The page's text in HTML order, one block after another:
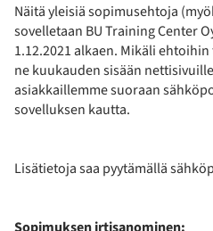
Näitä yleisiä sopimusehtoja
sovelletaan BU Training Center
1.12.2021 alkaen. Mikäli
ne kuukauden sisään
asiakkaillemme suoraan
sovelluksen kautta.
Lisätietoja saa pyytämällä